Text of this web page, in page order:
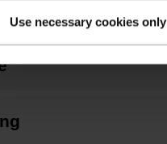
Use necessary cookies only